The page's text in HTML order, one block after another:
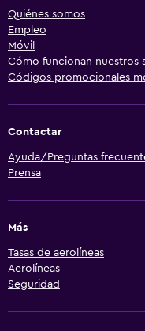
Quiénes somos
Empleo
Móvil
Cómo funcionan nuestros
Códigos promocionales
Contactar
Ayuda/Preguntas
Prensa
Más
Tasas de aerolíneas
Aerolíneas
Seguridad